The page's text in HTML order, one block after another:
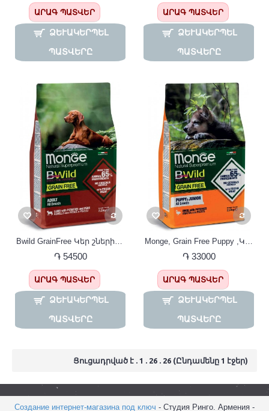
ԱՐԱԳ ՊԱՏՎԵՐ
ՁԵՒԱԿԵՐՊԵԼ Պ
ԱՏՎԵՐԸ
ԱՐԱԳ ՊԱՏՎԵՐ
ՁԵՒԱԿԵՐՊԵԼ Պ
ԱՏՎԵՐԸ
Bwild GrainFree Կեր շների համար գառ գարոխ կարտոֆիլ 12կգ
֏ 54500
ԱՐԱԳ ՊԱՏՎԵՐ
ՁԵՒԱԿԵՐՊԵԼ Պ
ԱՏՎԵՐԸ
Monge, Grain Free Puppy ,Կեր շների ձագերի համար Puppy բադ կարտոֆիլ 12կգ
֏ 33000
ԱՐԱԳ ՊԱՏՎԵՐ
ՁԵՒԱԿԵՐՊԵԼ Պ
ԱՏՎԵՐԸ
Ցուցադրված է . 1 . 26 . 26 (Ընդամենը 1 էջեր)
Создание интернет-магазина под ключ - Студия Ринго. Армения -